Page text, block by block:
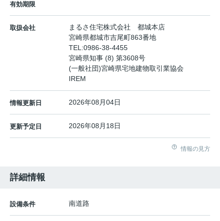
有効期限
取扱会社
まるさ住宅株式会社 都城本店
宮崎県都城市吉尾町863番地
TEL:0986-38-4455
宮崎県知事 (8) 第3608号
(一般社団)宮崎県宅地建物取引業協会
IREM
情報更新日 2026年08月04日
更新予定日 2026年08月18日
情報の見方
詳細情報
設備条件 南道路